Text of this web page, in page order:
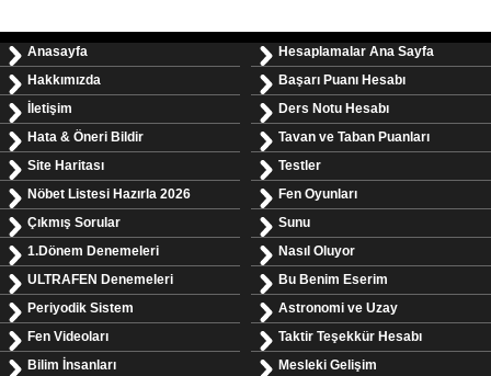
Anasayfa
Hakkımızda
İletişim
Hata & Öneri Bildir
Site Haritası
Nöbet Listesi Hazırla 2026
Çıkmış Sorular
1.Dönem Denemeleri
ULTRAFEN Denemeleri
Periyodik Sistem
Fen Videoları
Bilim İnsanları
Hesaplamalar Ana Sayfa
Başarı Puanı Hesabı
Ders Notu Hesabı
Tavan ve Taban Puanları
Testler
Fen Oyunları
Sunu
Nasıl Oluyor
Bu Benim Eserim
Astronomi ve Uzay
Taktir Teşekkür Hesabı
Mesleki Gelişim